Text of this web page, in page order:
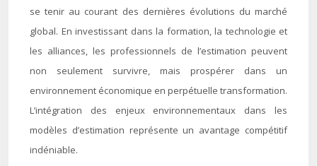
se tenir au courant des dernières évolutions du marché
global. En investissant dans la formation, la technologie et
les alliances, les professionnels de l’estimation peuvent
non seulement survivre, mais prospérer dans un
environnement économique en perpétuelle transformation.
L’intégration des enjeux environnementaux dans les
modèles d’estimation représente un avantage compétitif
indéniable.